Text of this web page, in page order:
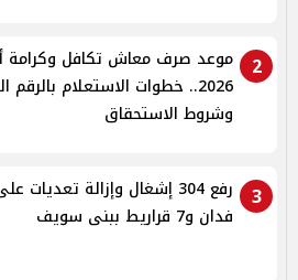
2
موعد صرف معاش تكافل
2026.. خطوات الاستعلام
وشروط الاستحقاق
3
رفع 304 إشغال وإزالة
فدان و7 قراريط ببنى سويف